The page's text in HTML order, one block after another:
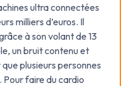
ultra connectées
milliers d’euros. Il
à son volant de 13
un bruit contenu et
plusieurs personnes
Pour faire du cardio